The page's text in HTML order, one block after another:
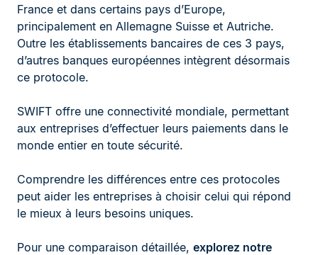
France et dans certains pays d’Europe,
principalement en Allemagne Suisse et Autriche.
Outre les établissements bancaires de ces 3 pays,
d’autres banques européennes intègrent désormais
ce protocole.
SWIFT offre une connectivité mondiale, permettant
aux entreprises d’effectuer leurs paiements dans le
monde entier en toute sécurité.
Comprendre les différences entre ces protocoles
peut aider les entreprises à choisir celui qui répond
le mieux à leurs besoins uniques.
Pour une comparaison détaillée, explorez notre